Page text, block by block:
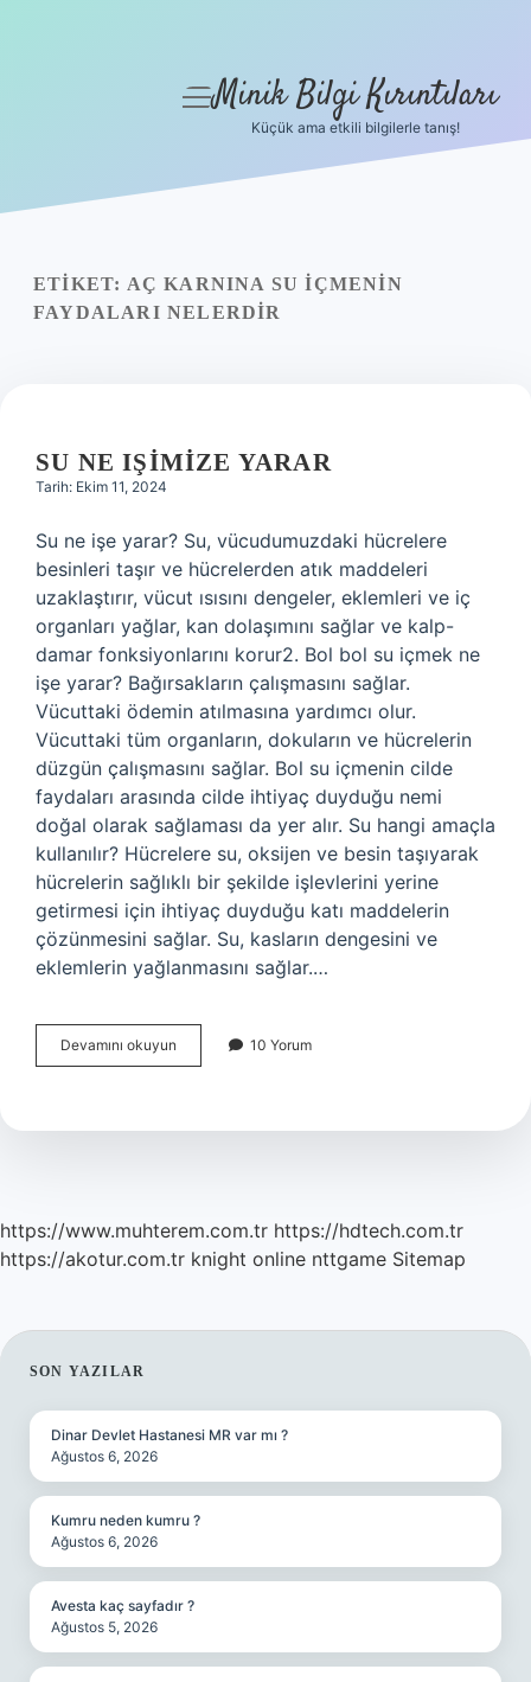
Yasal Uyarı
menüyü
Minik Bilgi Kırıntıları
Küçük ama etkili bilgilerle tanış!
ETIKET: AÇ KARNINA SU IÇMENIN
FAYDALARI NELERDIR
SU NE IŞIMIZE YARAR
Tarih: Ekim 11, 2024
Su ne işe yarar? Su, vücudumuzdaki hücrelere
besinleri taşır ve hücrelerden atık maddeleri
uzaklaştırır, vücut ısısını dengeler, eklemleri ve iç
organları yağlar, kan dolaşımını sağlar ve kalp-
damar fonksiyonlarını korur2. Bol bol su içmek ne
işe yarar? Bağırsakların çalışmasını sağlar.
Vücuttaki ödemin atılmasına yardımcı olur.
Vücuttaki tüm organların, dokuların ve hücrelerin
düzgün çalışmasını sağlar. Bol su içmenin cilde
faydaları arasında cilde ihtiyaç duyduğu nemi
doğal olarak sağlaması da yer alır. Su hangi amaçla
kullanılır? Hücrelere su, oksijen ve besin taşıyarak
hücrelerin sağlıklı bir şekilde işlevlerini yerine
getirmesi için ihtiyaç duyduğu katı maddelerin
çözünmesini sağlar. Su, kasların dengesini ve
eklemlerin yağlanmasını sağlar.…
Devamını okuyun
Ne
10 Yorum
https://www.muhterem.com.tr https://hdtech.com.tr
https://akotur.com.tr knight online nttgame Sitemap
SIDEBAR
SON YAZILAR
Dinar Devlet Hastanesi MR var mı ?
Ağustos 6, 2026
Kumru neden kumru ?
Ağustos 6, 2026
Avesta kaç sayfadır ?
Ağustos 5, 2026